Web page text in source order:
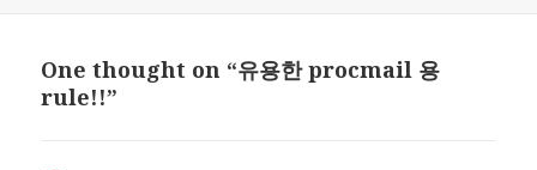
One thought on “유용한 procmail 용
rule!!”